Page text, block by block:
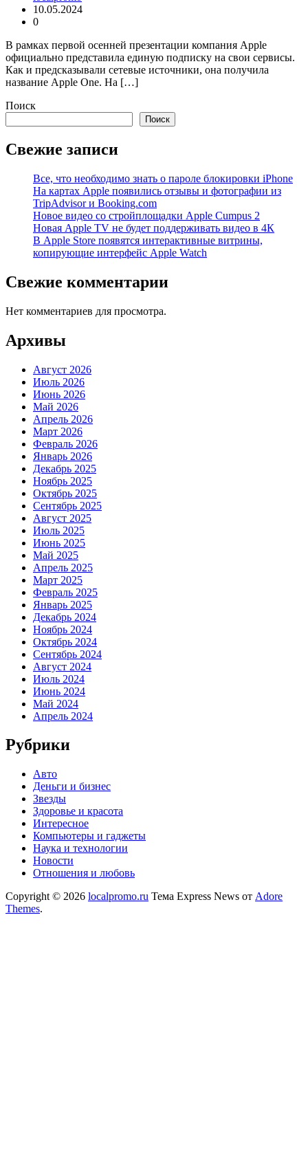
10.05.2024
0
В рамках первой осенней презентации компания Apple
официально представила единую подписку на свои сервисы.
Как и предсказывали сетевые источники, она получила
название Apple One. На […]
Поиск
Поиск
Свежие записи
Все, что необходимо знать о пароле блокировки iPhone
На картах Apple появились отзывы и фотографии из
TripAdvisor и Booking.com
Новое видео со стройплощадки Apple Cumpus 2
Новая Apple TV не будет поддерживать видео в 4К
В Apple Store появятся интерактивные витрины,
копирующие интерфейс Apple Watch
Свежие комментарии
Нет комментариев для просмотра.
Архивы
Август 2026
Июль 2026
Июнь 2026
Май 2026
Апрель 2026
Март 2026
Февраль 2026
Январь 2026
Декабрь 2025
Ноябрь 2025
Октябрь 2025
Сентябрь 2025
Август 2025
Июль 2025
Июнь 2025
Май 2025
Апрель 2025
Март 2025
Февраль 2025
Январь 2025
Декабрь 2024
Ноябрь 2024
Октябрь 2024
Сентябрь 2024
Август 2024
Июль 2024
Июнь 2024
Май 2024
Апрель 2024
Рубрики
Авто
Деньги и бизнес
Звезды
Здоровье и красота
Интересное
Компьютеры и гаджеты
Наука и технологии
Новости
Отношения и любовь
Copyright © 2026 localpromo.ru Тема Express News от Adore
Themes.